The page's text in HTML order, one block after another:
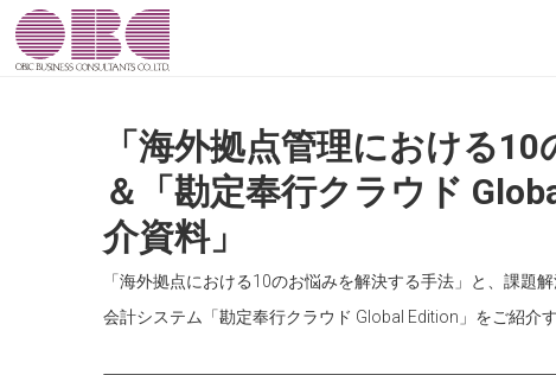
「海外拠点管理における10
＆「勘定奉行クラウド
介資料」
「海外拠点における10のお悩みを解決する手法」と、課題
会計システム「勘定奉行クラウド Global Edition」をご紹介す